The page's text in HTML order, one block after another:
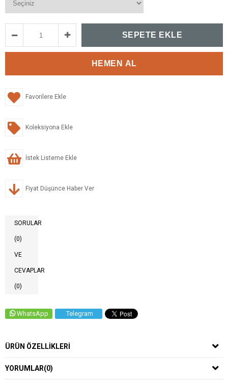
Favorilere Ekle
Koleksiyona Ekle
İstek Listeme Ekle
Fiyat Düşünce Haber Ver
SORULAR
(0)
VE
CEVAPLAR
(0)
WhatsApp Telegram
ÜRÜN ÖZELLIKLERI
YORUMLAR(0)